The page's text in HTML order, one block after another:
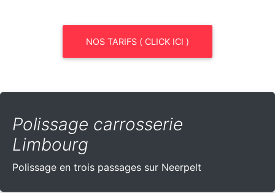
NOS TARIFS ( CLICK ICI )
Polissage carrosserie
Limbourg
Polissage en trois passages sur Neerpelt